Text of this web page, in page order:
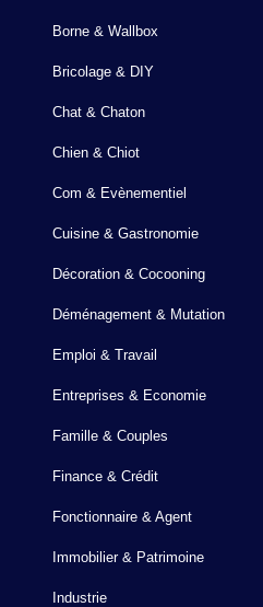
Borne & Wallbox
Bricolage & DIY
Chat & Chaton
Chien & Chiot
Com & Evènementiel
Cuisine & Gastronomie
Décoration & Cocooning
Déménagement & Mutation
Emploi & Travail
Entreprises & Economie
Famille & Couples
Finance & Crédit
Fonctionnaire & Agent
Immobilier & Patrimoine
Industrie